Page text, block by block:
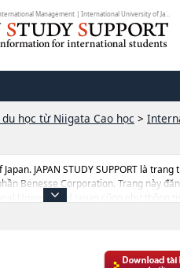
học từ Niigata Cao học >
JAPAN STUDY SUPPORT là
Benesse Corporation. Trang này
University of Japan cũng như thông